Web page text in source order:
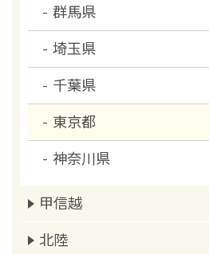
群馬県
埼玉県
千葉県
東京都
神奈川県
甲信越
北陸